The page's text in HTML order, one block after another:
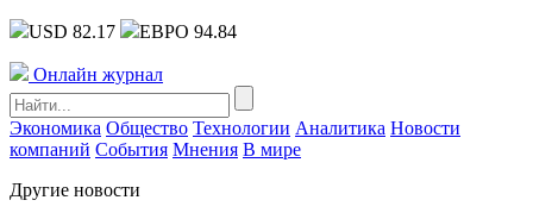
USD 82.17 ЕВРО 94.84
Онлайн журнал
Экономика Общество Технологии Аналитика Новости
компаний События Мнения В мире
Другие новости